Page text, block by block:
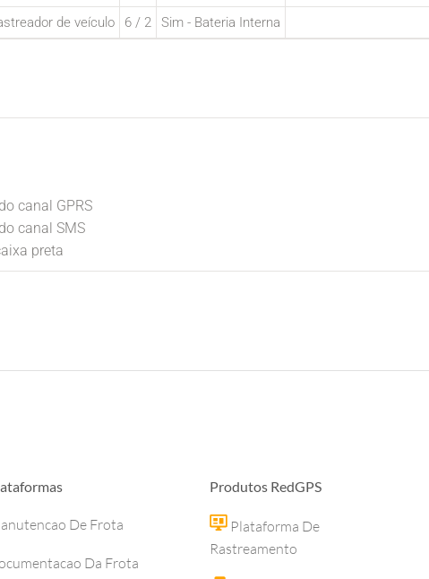
de veículo 6 / 2 Sim - Bateria Interna
canal GPRS
canal SMS
preta
De Frota
Da Frota
Produtos RedGPS
Plataforma De
Rastreamento